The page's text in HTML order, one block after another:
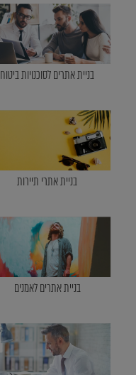
בניית אתרים לסוכנויות ביטוח
בניית אתרי תיירות
בניית אתרים לאמנים